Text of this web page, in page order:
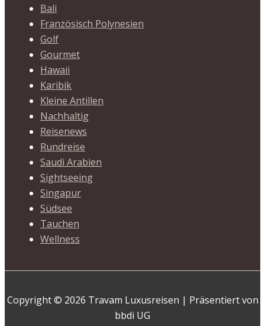
Bali
Französisch Polynesien
Golf
Gourmet
Hawaii
Karibik
Kleine Antillen
Nachhaltig
Reisenews
Rundreise
Saudi Arabien
Sightseeing
Singapur
Südsee
Tauchen
Wellness
Copyright © 2026 Travam Luxusreisen | Präsentiert von
bbdi UG